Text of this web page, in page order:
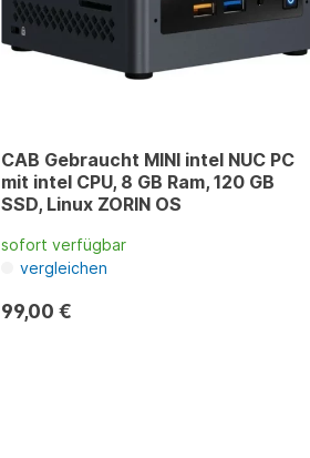
CAB Gebraucht MINI intel NUC PC
mit intel CPU, 8 GB Ram, 120 GB
SSD, Linux ZORIN OS
sofort verfügbar
vergleichen
99,00 €